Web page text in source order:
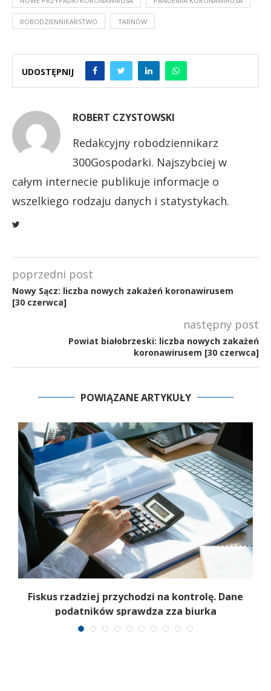
ROBODZIENNIKARSTWO TARNÓW
UDOSTĘPNIJ
ROBERT CZYSTOWSKI
Redakcyjny robodziennikarz
300Gospodarki. Najszybciej w
całym internecie publikuje informacje o
wszelkiego rodzaju danych i statystykach.
poprzedni post
Nowy Sącz: liczba nowych zakażeń koronawirusem
[30 czerwca]
następny post
Powiat białobrzeski: liczba nowych zakażeń
koronawirusem [30 czerwca]
POWIĄZANE ARTYKUŁY
Fiskus rzadziej przychodzi na kontrolę. Dane
podatników sprawdza zza biurka